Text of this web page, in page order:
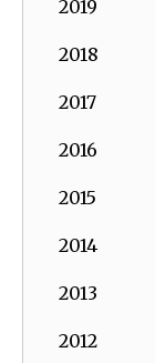
2019
2018
2017
2016
2015
2014
2013
2012